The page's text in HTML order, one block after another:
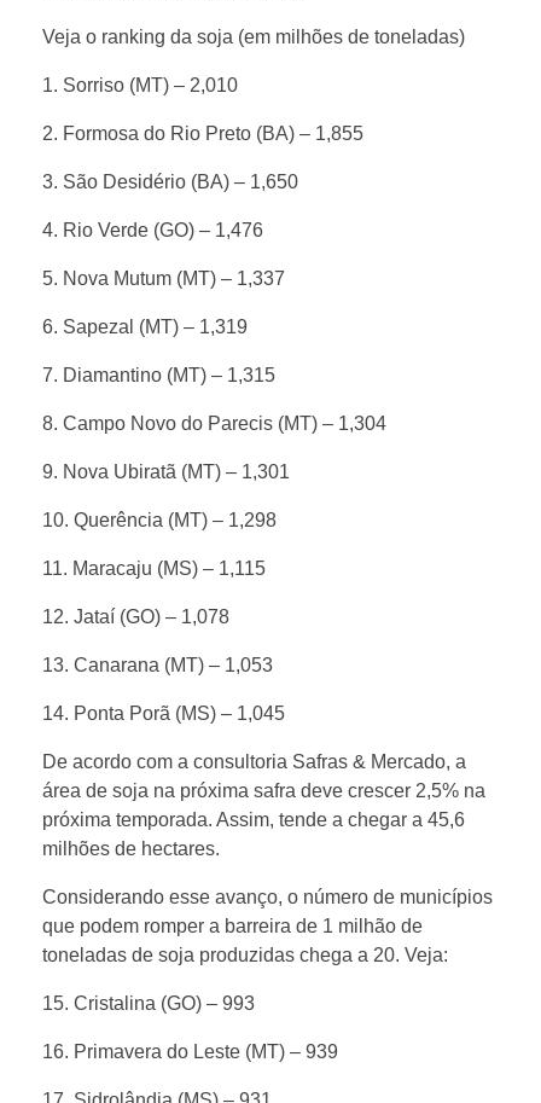
í
p
i
o
s
p
r
o
d
u
z
e
m
m
a
i
Veja o ranking da soja (em milhões de toneladas)
1. Sorriso (MT) – 2,010
2. Formosa do Rio Preto (BA) – 1,855
3. São Desidério (BA) – 1,650
4. Rio Verde (GO) – 1,476
5. Nova Mutum (MT) – 1,337
6. Sapezal (MT) – 1,319
7. Diamantino (MT) – 1,315
8. Campo Novo do Parecis (MT) – 1,304
9. Nova Ubiratã (MT) – 1,301
10. Querência (MT) – 1,298
11. Maracaju (MS) – 1,115
12. Jataí (GO) – 1,078
13. Canarana (MT) – 1,053
14. Ponta Porã (MS) – 1,045
De acordo com a consultoria Safras & Mercado, a
área de soja na próxima safra deve crescer 2,5% na
próxima temporada. Assim, tende a chegar a 45,6
milhões de hectares.
Considerando esse avanço, o número de municípios
que podem romper a barreira de 1 milhão de
toneladas de soja produzidas chega a 20. Veja:
15. Cristalina (GO) – 993
16. Primavera do Leste (MT) – 939